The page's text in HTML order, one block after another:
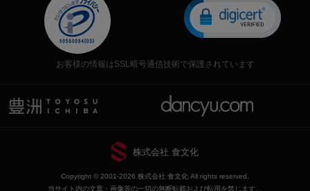
お客様の情報はSSL暗号通信技術で保護されています
株式会社 食文化
Copyright © 2001-2026 株式会社 食文化 All rights reserved.
当サイト内の文章・画像等の一切の無断転載および転用を禁じます。